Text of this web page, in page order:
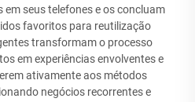
em seus telefones e os concluam
favoritos para reutilização
transformam o processo
em experiências envolventes e
ativamente aos métodos
negócios recorrentes e